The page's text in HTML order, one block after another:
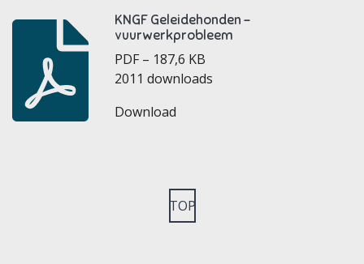
KNGF Geleidehonden -
vuurwerkprobleem
PDF – 187,6 KB
2011 downloads
Download
TOP